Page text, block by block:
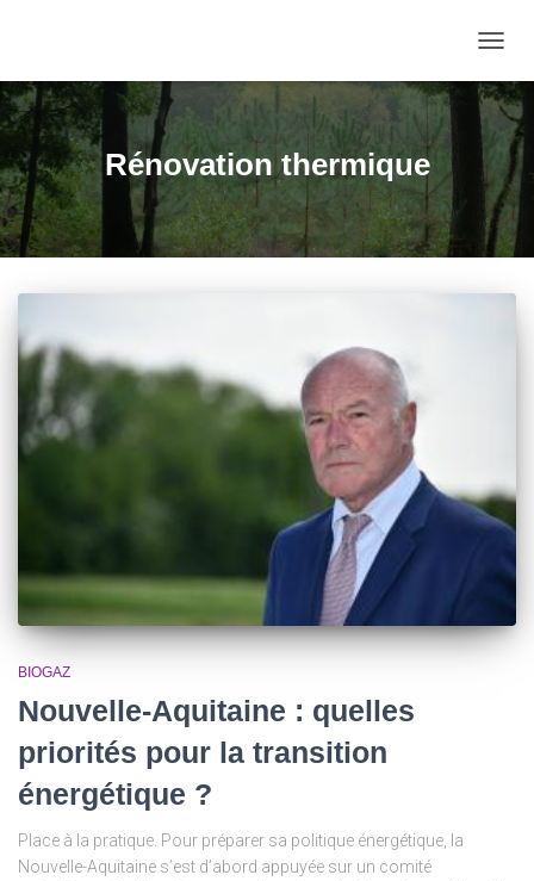
LA
Rénovation thermique
BIOGAZ
Nouvelle-Aquitaine : quelles
priorités pour la transition
énergétique ?
Place à la pratique. Pour préparer sa politique énergétique, la
Nouvelle-Aquitaine s’est d’abord appuyée sur un comité